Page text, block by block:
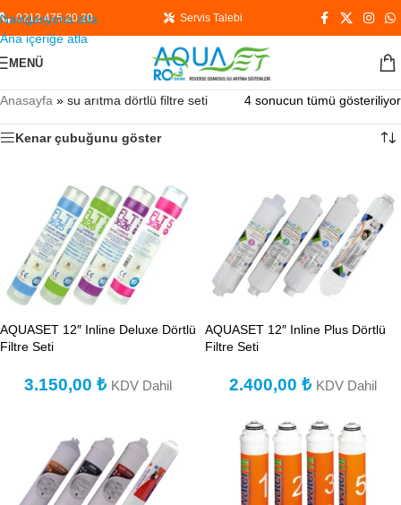
Navigasyona atla
Ana içeriğe atla
0212 475 20 20 Servis Talebi
MENÜ
Anasayfa » su arıtma dörtlü filtre seti 4 sonucun tümü gösteriliyor
Kenar çubuğunu göster
AQUASET 12″ Inline Deluxe Dörtlü
Filtre Seti
3.150,00 ₺ KDV Dahil
AQUASET 12″ Inline Plus Dörtlü
Filtre Seti
2.400,00 ₺ KDV Dahil